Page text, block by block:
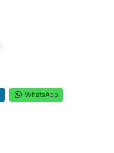
WhatsApp